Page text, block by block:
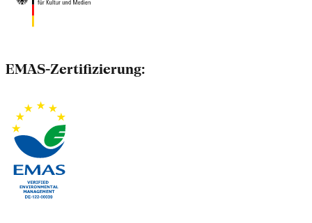
EMAS-Zertifizierung: